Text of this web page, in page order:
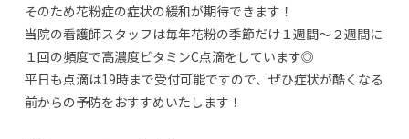
そのため花粉症の症状の緩和が期待できます！
当院の看護師スタッフは毎年花粉の季節だけ１週間～２週間に
１回の頻度で高濃度ビタミンC点滴をしています◎
平日も点滴は19時まで受付可能ですので、ぜひ症状が酷くなる
前からの予防をおすすめいたします！